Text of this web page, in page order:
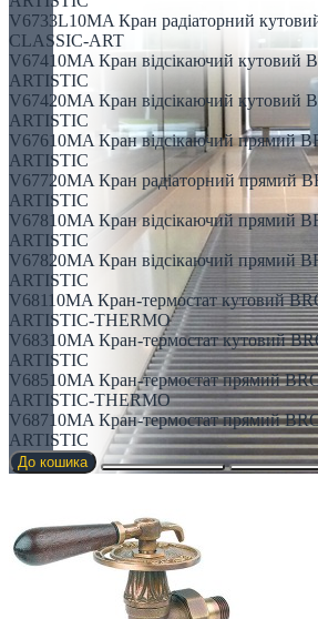
V6733L10MA Кран радіаторний
CLASSIC-ART
V67410MA Кран відсікаючий кутовий
ARTISTIC
V67420MA Кран відсікаючий кутовий
ARTISTIC
V67610MA Кран відсікаючий прямий
ARTISTIC
V67720MA Кран радіаторний прямий
ARTISTIC
V67810MA Кран відсікаючий прямий
ARTISTIC
V67820MA Кран відсікаючий прямий
ARTISTIC
V68110MA Кран-термостат кутовий
ARTISTIC-THERMO
V68310MA Кран-термостат кутовий
ARTISTIC
V68510MA Кран-термостат прямий
ARTISTIC-THERMO
V68710MA Кран-термостат прямий
ARTISTIC
До кошика